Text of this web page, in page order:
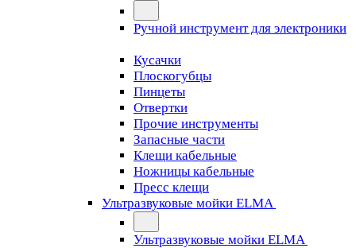
Ручной инструмент для электроники
Кусачки
Плоскогубцы
Пинцеты
Отвертки
Прочие инструменты
Запасные части
Клещи кабельные
Ножницы кабельные
Пресс клещи
Ультразвуковые мойки ELMA
Ультразвуковые мойки ELMA